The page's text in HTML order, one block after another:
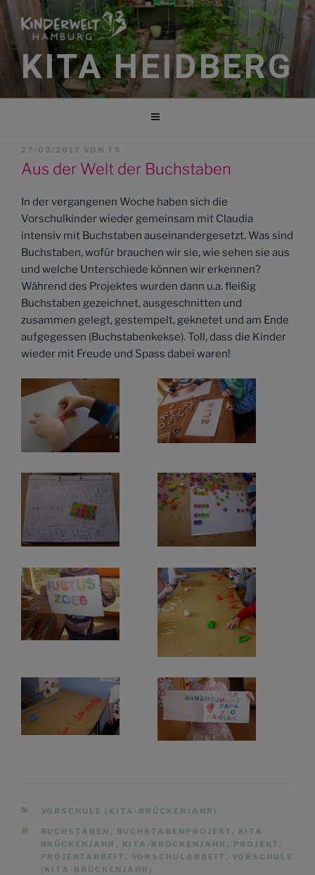
Zum
Inhalt
springen
KITA HEIDBERG
VERÖFFENTLICHT
AM
27/02/2017 VON TS
Aus der Welt der Buchstaben
In der vergangenen Woche haben sich die
Vorschulkinder wieder gemeinsam mit Claudia
intensiv mit Buchstaben auseinandergesetzt. Was sind
Buchstaben, wofür brauchen wir sie, wie sehen sie aus
und welche Unterschiede können wir erkennen?
Während des Projektes wurden dann u.a. fleißig
Buchstaben gezeichnet, ausgeschnitten und
zusammen gelegt, gestempelt, geknetet und am Ende
aufgegessen (Buchstabenkekse). Toll, dass die Kinder
wieder mit Freude und Spass dabei waren!
KATEGORIEN
VORSCHULE (KITA-BRÜCKENJAHR)
SCHLAGWÖRTER
BUCHSTABEN , BUCHSTABENPROJEKT , KITA
BRÜCKENJAHR , KITA-BRÜCKENJAHR , PROJEKT ,
PROJEKTARBEIT , VORSCHULARBEIT , VORSCHULE
(KITA-BRÜCKENJAHR)